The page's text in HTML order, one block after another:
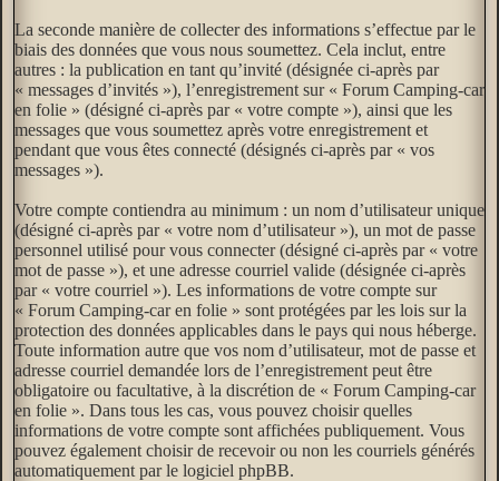
La seconde manière de collecter des informations s’effectue par le
biais des données que vous nous soumettez. Cela inclut, entre
autres : la publication en tant qu’invité (désignée ci-après par
« messages d’invités »), l’enregistrement sur « Forum Camping-car
en folie » (désigné ci-après par « votre compte »), ainsi que les
messages que vous soumettez après votre enregistrement et
pendant que vous êtes connecté (désignés ci-après par « vos
messages »).
Votre compte contiendra au minimum : un nom d’utilisateur unique
(désigné ci-après par « votre nom d’utilisateur »), un mot de passe
personnel utilisé pour vous connecter (désigné ci-après par « votre
mot de passe »), et une adresse courriel valide (désignée ci-après
par « votre courriel »). Les informations de votre compte sur
« Forum Camping-car en folie » sont protégées par les lois sur la
protection des données applicables dans le pays qui nous héberge.
Toute information autre que vos nom d’utilisateur, mot de passe et
adresse courriel demandée lors de l’enregistrement peut être
obligatoire ou facultative, à la discrétion de « Forum Camping-car
en folie ». Dans tous les cas, vous pouvez choisir quelles
informations de votre compte sont affichées publiquement. Vous
pouvez également choisir de recevoir ou non les courriels générés
automatiquement par le logiciel phpBB.